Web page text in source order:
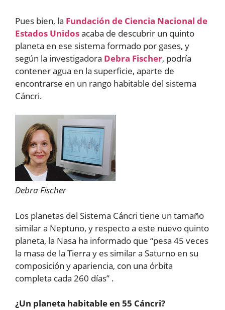
Pues bien, la Fundación de Ciencia Nacional de
Estados Unidosacaba de descubrir un quinto
planeta en ese sistema formado por gases, y
según la investigadora Debra Fischer, podría
contener agua en la superficie, aparte de
encontrarse en un rango habitable del sistema
Cáncri.
Debra Fischer
Los planetas del Sistema Cáncri tiene un tamaño
similar a Neptuno, y respecto a este nuevo quinto
planeta, la Nasa ha informado que “pesa 45 veces
la masa de la Tierra y es similar a Saturno en su
composición y apariencia, con una órbita
completa cada 260 días” .
¿Un planeta habitable en 55 Cáncri?